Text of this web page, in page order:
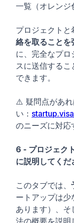
一覧（オレンジ
プロジェクトと
絡を取ることを
に、完全なプ
スに送信する
できます。
⚠️ 疑問点があれ
い：
のニーズに対応
6 - プロジェク
に説明してくだ
このタブでは、
ートアップは
あります）、
法の概要を説明